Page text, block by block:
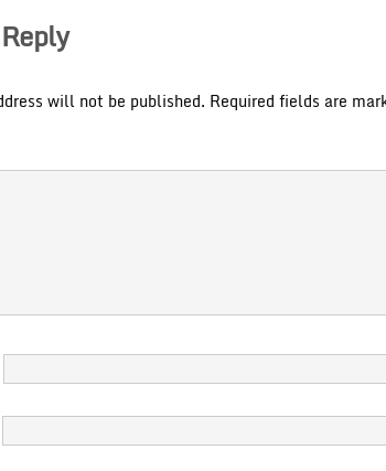
will not be published. Required fields are